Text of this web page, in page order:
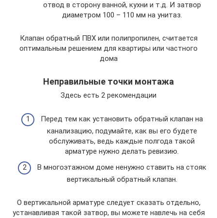
отвод в сторону ванной, кухни и т.д. И затвор
диаметром 100 – 110 мм на унитаз.
Клапан обратный ПВХ или полипропилен, считается
оптимальным решением для квартиры или частного
дома
Неправильные точки монтажа
Здесь есть 2 рекомендации
Перед тем как установить обратный клапан на
канализацию, подумайте, как вы его будете
обслуживать, ведь каждые полгода такой
арматуре нужно делать ревизию.
В многоэтажном доме ненужно ставить на стояк
вертикальный обратный клапан.
О вертикальной арматуре следует сказать отдельно,
устанавливая такой затвор, вы можете навлечь на себя